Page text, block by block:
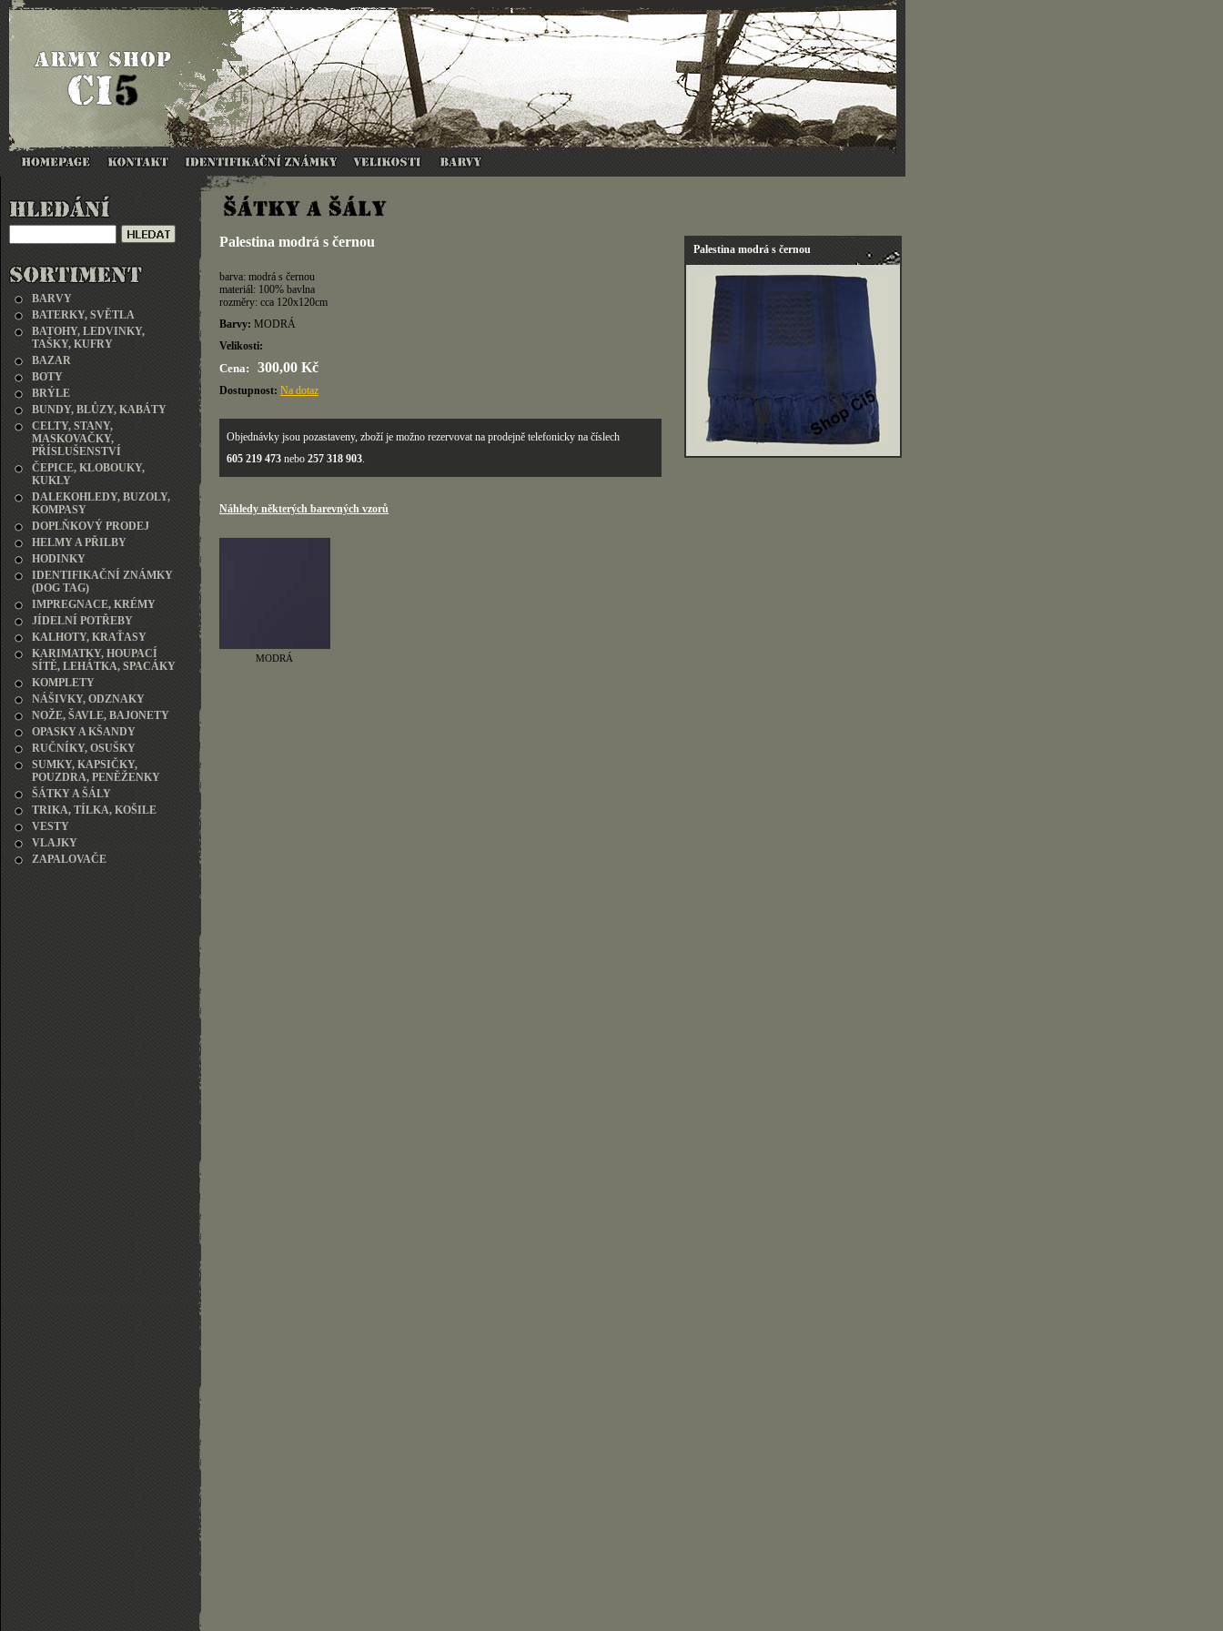
BARVY
BATERKY, SVĚTLA
BATOHY, LEDVINKY,
TAŠKY, KUFRY
BAZAR
BOTY
BRÝLE
BUNDY, BLŮZY, KABÁTY
CELTY, STANY,
MASKOVAČKY,
PŘÍSLUŠENSTVÍ
ČEPICE, KLOBOUKY,
KUKLY
DALEKOHLEDY, BUZOLY,
KOMPASY
DOPLŇKOVÝ PRODEJ
HELMY A PŘILBY
HODINKY
IDENTIFIKAČNÍ ZNÁMKY
(DOG TAG)
IMPREGNACE, KRÉMY
JÍDELNÍ POTŘEBY
KALHOTY, KRAŤASY
KARIMATKY, HOUPACÍ
SÍTĚ, LEHÁTKA, SPACÁKY
KOMPLETY
NÁŠIVKY, ODZNAKY
NOŽE, ŠAVLE, BAJONETY
OPASKY A KŠANDY
RUČNÍKY, OSUŠKY
SUMKY, KAPSIČKY,
POUZDRA, PENĚŽENKY
ŠÁTKY A ŠÁLY
TRIKA, TÍLKA, KOŠILE
VESTY
VLAJKY
ZAPALOVAČE
Palestina modrá s černou
Palestina modrá s černou
barva: modrá s černou
materiál: 100% bavlna
rozměry: cca 120x120cm
Barvy: MODRÁ
Velikosti:
Cena: 300,00 Kč
Dostupnost: Na dotaz
Objednávky jsou pozastaveny, zboží je možno rezervovat na prodejně telefonicky na číslech
605 219 473 nebo 257 318 903.
Náhledy některých barevných vzorů
MODRÁ